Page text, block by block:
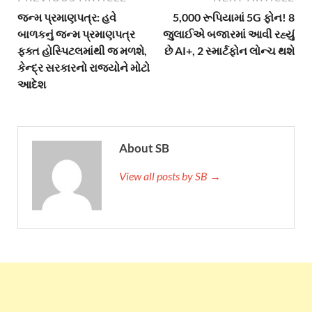
જન્મ પ્રમાણપત્ર: હવે
બાળકનું જન્મ પ્રમાણપત્ર
ફક્ત હોસ્પિટલમાંથી જ મળશે,
કેન્દ્ર સરકારનો રાજ્યોને મોટો
આદેશ
5,000 રૂપિયામાં 5G ફોન! 8
જુલાઈએ બજારમાં આવી રહ્યું
છે AI+, 2 સ્માર્ટફોન લોન્ચ થશે
About SB
View all posts by SB →